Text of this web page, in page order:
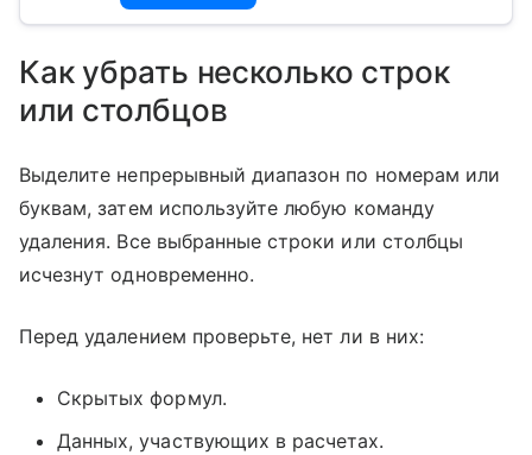
Как убрать несколько строк
или столбцов
Выделите непрерывный диапазон по номерам или
буквам, затем используйте любую команду
удаления. Все выбранные строки или столбцы
исчезнут одновременно.
Перед удалением проверьте, нет ли в них:
Скрытых формул.
Данных, участвующих в расчетах.